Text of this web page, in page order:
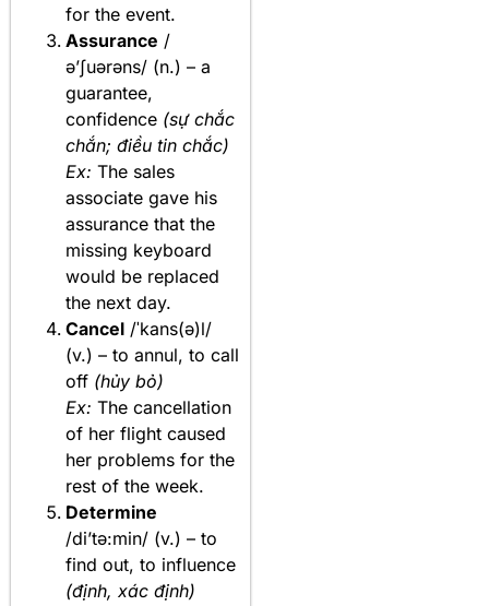
for the event.
Assurance /
ə’ʃuərəns/ (n.) – a
guarantee,
confidence (sự chắc
chắn; điều tin chắc)
Ex: The sales
associate gave his
assurance that the
missing keyboard
would be replaced
the next day.
Cancel /ˈkans(ə)l/
(v.) – to annul, to call
off (hủy bỏ)
Ex: The cancellation
of her flight caused
her problems for the
rest of the week.
Determine
/di’tə:min/ (v.) – to
find out, to influence
(định, xác định)